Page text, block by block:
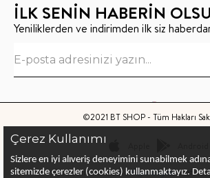
İLK SENİN HABERİN
Yeniliklerden ve indirimden ilk siz
©2021 BT SHOP - Tüm Hakları
Bu sitenin kurulumuKeyo Digital
Çerez Kullanımı
Sizlere en iyi alıveriş deneyimini sunabilmek
sitemizde çerezler (cookies) kullanmaktayız.